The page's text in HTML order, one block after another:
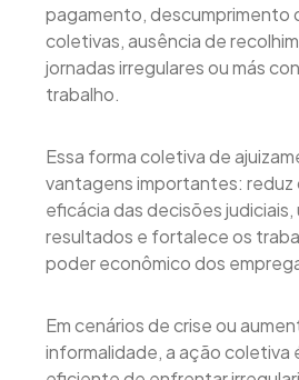
pagamento, descumprimento
coletivas, ausência de
jornadas irregulares ou más
trabalho.
Essa forma coletiva de
vantagens importantes: reduz
eficácia das decisões judiciais,
resultados e fortalece os
poder econômico dos
Em cenários de crise ou
informalidade, a ação coletiva